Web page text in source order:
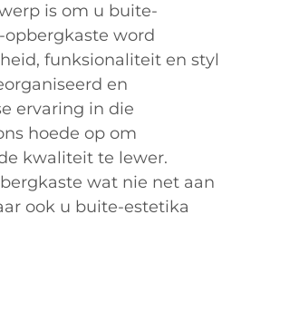
is om u buite-
word
funksionaliteit en styl
en
ervaring in die
hoede op om
kwaliteit te lewer.
wat nie net aan
ook u buite-estetika